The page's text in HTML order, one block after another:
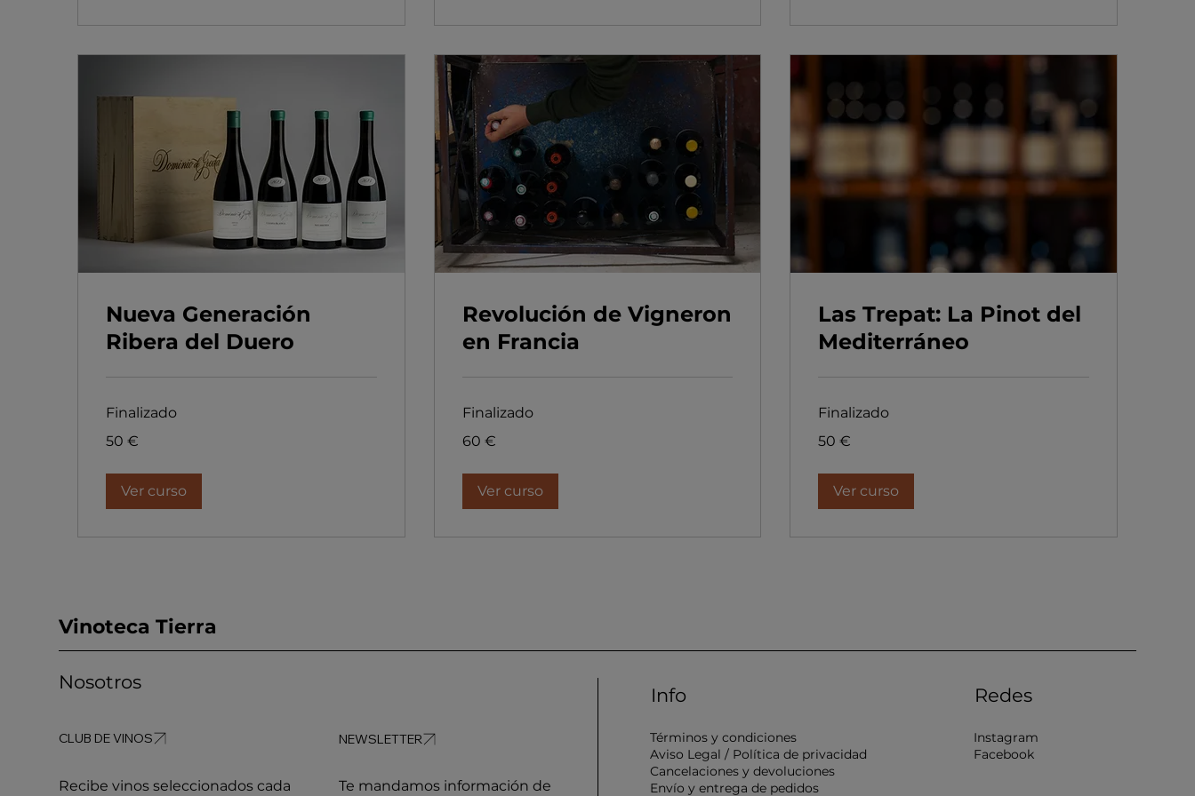
Nueva Generación
Ribera del Duero
Finalizado
euros
50 €
Ver curso
Revolución de Vigneron
en Francia
Finalizado
euros
60 €
Ver curso
Las Trepat: La Pinot del
Mediterráneo
Finalizado
euros
50 €
Ver curso
Vinoteca Tierra
Nosotros
Info
Términos y condiciones
Aviso Legal / Política de privacidad
Cancelaciones y devoluciones
Envío y entrega de pedidos
Redes
Instagram
Facebook
Recibe vinos seleccionados cada Te mandamos información de